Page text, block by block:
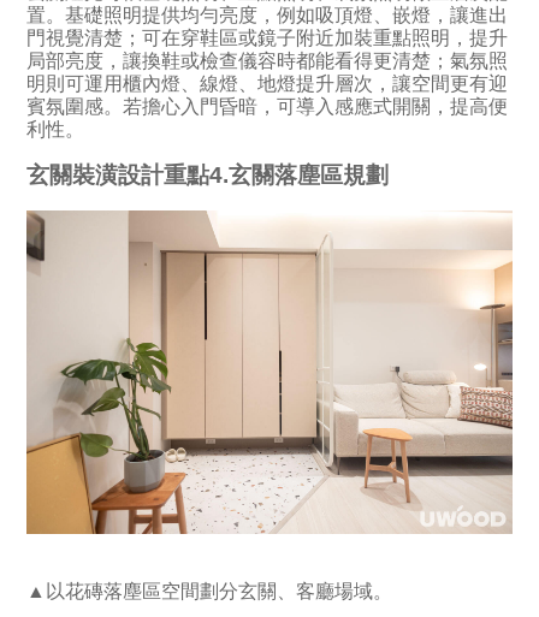
置。基礎照明提供均勻亮度，例如吸頂燈、嵌燈，讓進出
門視覺清楚；可在穿鞋區或鏡子附近加裝重點照明，提升
局部亮度，讓換鞋或檢查儀容時都能看得更清楚；氣氛照
明則可運用櫃內燈、線燈、地燈提升層次，讓空間更有迎
賓氛圍感。若擔心入門昏暗，可導入感應式開關，提高便
利性。
玄關裝潢設計重點4.玄關落塵區規劃
▲以花磚落塵區空間劃分玄關、客廳場域。